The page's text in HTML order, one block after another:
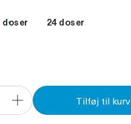
doser 24 doser
Forøg
Tilføj til kurv